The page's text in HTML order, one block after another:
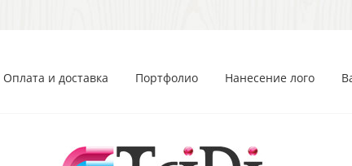
Оплата и доставка Портфолио Нанесение лого